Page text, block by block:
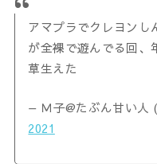
アマプラでクレヨンし
が全裸で遊んでる回、
草生えた
— Ｍ子@たぶん甘い
2021